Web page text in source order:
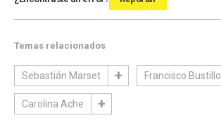
Temas relacionados
Sebastián Marset Francisco Bustillo
Carolina Ache